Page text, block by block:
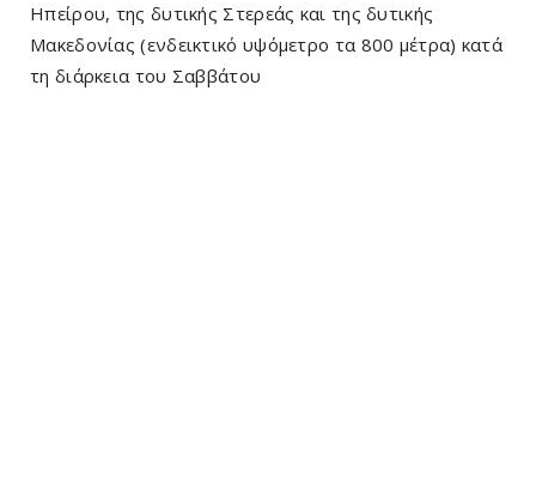
Ηπείρου, της δυτικής Στερεάς και της δυτικής
Μακεδονίας (ενδεικτικό υψόμετρο τα 800 μέτρα) κατά
τη διάρκεια του Σαββάτου